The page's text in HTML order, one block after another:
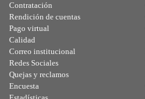
Contratación
Rendición de cuentas
Pago virtual
Calidad
Correo institucional
Redes Sociales
Quejas y reclamos
Encuesta